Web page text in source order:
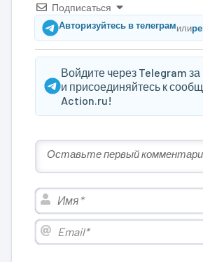
Подписаться
Авторизуйтесь в телеграмили
Войдите через Telegram за
и присоединяйтесь к
Action.ru!